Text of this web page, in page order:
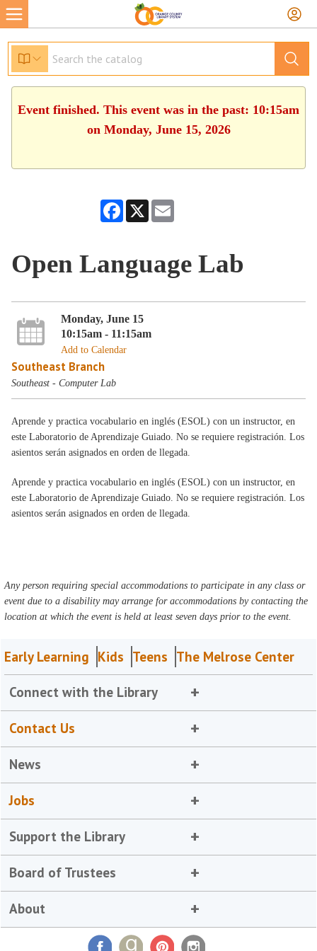
Event finished. This event was in the past: 10:15am
on Monday, June 15, 2026
Facebook
X
Open Language Lab
Monday, June 15
10:15am - 11:15am
Add to Calendar
Southeast Branch
Southeast - Computer Lab
Aprende y practica vocabulario en inglés (ESOL) con un instructor, en
este Laboratorio de Aprendizaje Guiado. No se requiere registración. Los
asientos serán asignados en orden de llegada.
Aprende y practica vocabulario en inglés (ESOL) con un instructor, en
este Laboratorio de Aprendizaje Guiado. No se requiere registración. Los
asientos serán asignados en orden de llegada.
Any person requiring special accommodations to participate in any class or
event due to a disability may arrange for accommodations by contacting the
location at which the event is held at least seven days prior to the event.
Early Learning Kids Teens The Melrose Center
Connect with the Library
Contact Us
News
Jobs
Support the Library
Board of Trustees
About